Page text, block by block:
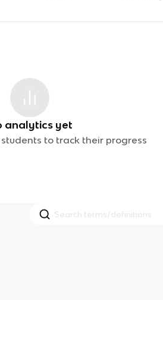
analytics yet
to track their progress